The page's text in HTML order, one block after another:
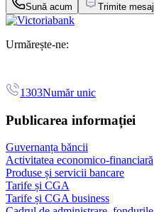
Sună acum Trimite mesaj
Urmărește-ne:
1303Număr unic
Publicarea informației
Guvernanța băncii
Activitatea economico-financiară
Produse și servicii bancare
Tarife și CGA
Tarife și CGA business